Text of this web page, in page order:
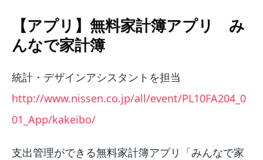
【アプリ】無料家計簿アプリ み
んなで家計簿
統計・デザインアシスタントを担当
http://www.nissen.co.jp/all/event/PL10FA204_0
01_App/kakeibo/
支出管理ができる無料家計簿アプリ「みんなで家